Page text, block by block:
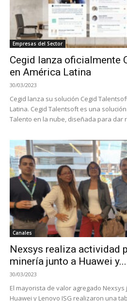
Empresas del Sector
Cegid lanza oficialmente
en América Latina
30/03/2023
Cegid lanza su solución Cegid
Latina. Cegid Talentsoft es una
Talento en la nube, diseñada para dar
Canales
Nexsys realiza actividad
minería junto a Huawei y...
30/03/2023
El mayorista de valor agregado
Huawei y Lenovo ISG realizaron una